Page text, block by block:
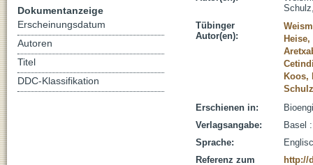
Tübinger
Autor(en):
Koos,
Erschienen in:
Verlagsangabe:
Basel
Sprache:
Referenz zum
http://
Dokumentanzeige
Erscheinungsdatum
Autoren
Titel
DDC-Klassifikation